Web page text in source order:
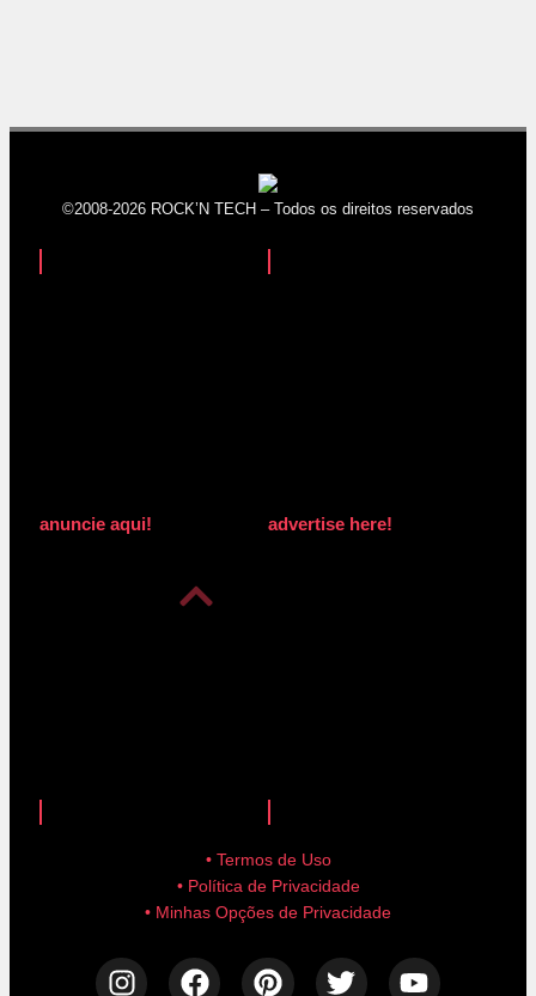
©2008-2026 ROCK’N TECH – Todos os direitos reservados
anuncie aqui! advertise here!
• Termos de Uso
• Política de Privacidade
• Minhas Opções de Privacidade